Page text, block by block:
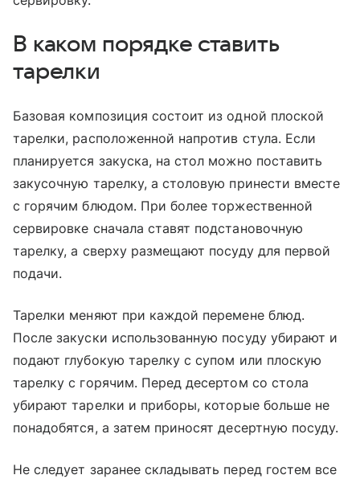
В каком порядке ставить
тарелки
Базовая композиция состоит из одной плоской
тарелки, расположенной напротив стула. Если
планируется закуска, на стол можно поставить
закусочную тарелку, а столовую принести вместе
с горячим блюдом. При более торжественной
сервировке сначала ставят подстановочную
тарелку, а сверху размещают посуду для первой
подачи.
Тарелки меняют при каждой перемене блюд.
После закуски использованную посуду убирают и
подают глубокую тарелку с супом или плоскую
тарелку с горячим. Перед десертом со стола
убирают тарелки и приборы, которые больше не
понадобятся, а затем приносят десертную посуду.
Не следует заранее складывать перед гостем все